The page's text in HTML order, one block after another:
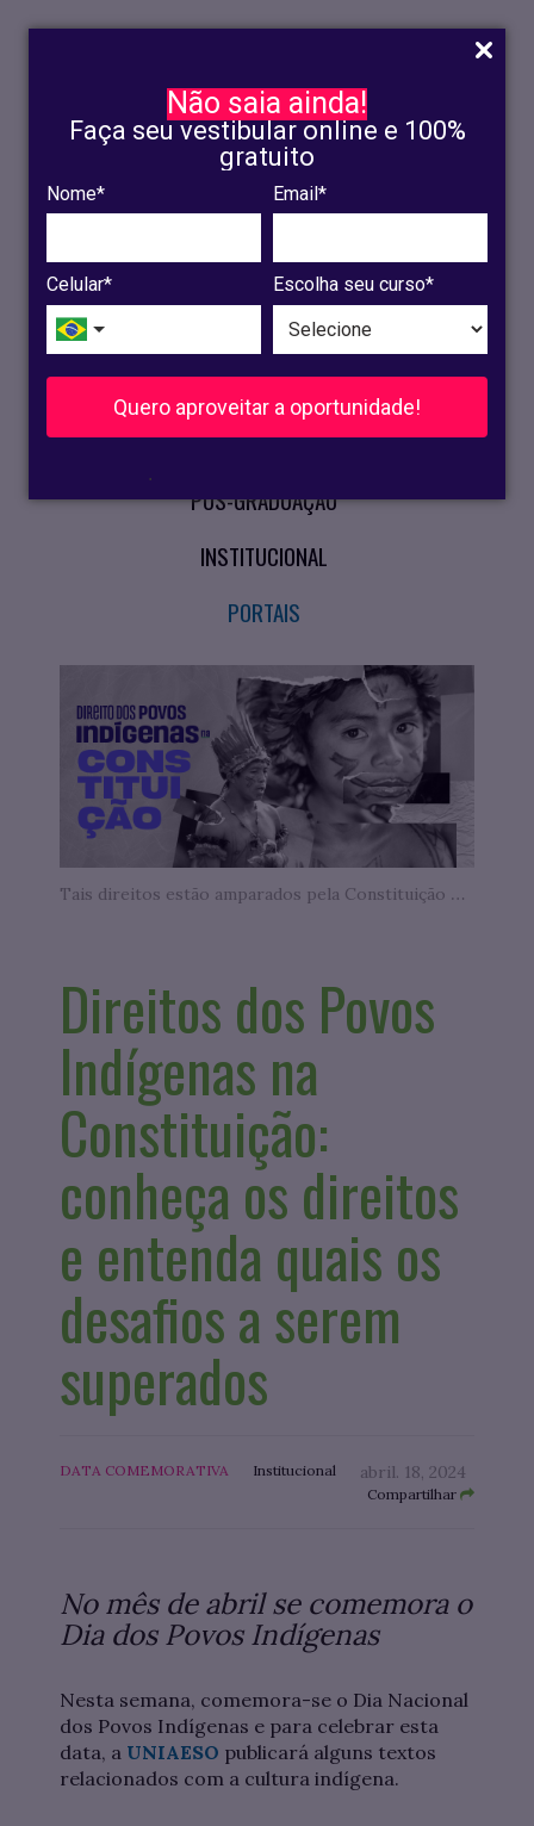
Não saia ainda!
Faça seu vestibular online e 100%
gratuito
Nome* Email*
Celular* Escolha seu curso*
Quero aproveitar a oportunidade!
.
INSCRIÇÃO
OLINDA
RECIFE
VESTIBULAR
CURSOS PRESENCIAIS
PÓS-GRADUAÇÃO
INSTITUCIONAL
PORTAIS
Tais direitos estão amparados pela Constituição Federal de 1988 e pela Declaração das Nações Unidas
Direitos dos Povos
Indígenas na
Constituição:
conheça os direitos
e entenda quais os
desafios a serem
superados
DATA COMEMORATIVA Institucional abril. 18, 2024
Compartilhar
No mês de abril se comemora o
Dia dos Povos Indígenas
Nesta semana, comemora-se o Dia Nacional
dos Povos Indígenas e para celebrar esta
data, a UNIAESO publicará alguns textos
relacionados com a cultura indígena.